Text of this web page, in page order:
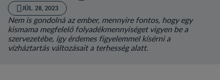
JÚL. 28, 2023
Nem is gondolná az ember, mennyire fontos, hogy egy
kismama megfelelő folyadékmennyiséget vigyen be a
szervezetébe, így érdemes figyelemmel kísérni a
vízháztartás változásait a terhesség alatt.